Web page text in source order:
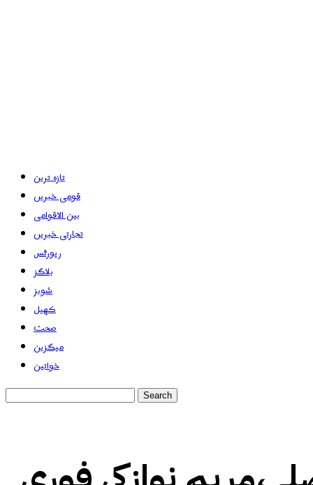
تازہ ترین
قومی خبریں
بین الاقوامی
تجارتی خبریں
رپورٹس
بلاگز
شوبز
کھیل
صحت
میگزین
خواتین